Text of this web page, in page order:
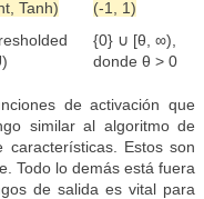
Tanh)
(-1, 1)
{0} ∪ [θ, ∞),
donde θ > 0
de activación que
similar al algoritmo de
características. Estos son
Todo lo demás está fuera
de salida es vital para